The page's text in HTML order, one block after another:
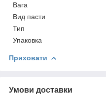
Вага
Вид пасти
Тип
Упаковка
Приховати
Умови доставки